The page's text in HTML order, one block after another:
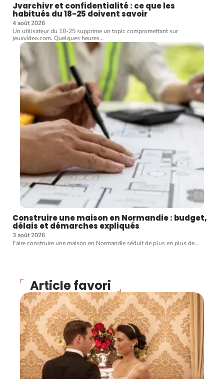
Jvarchivr et confidentialité : ce que les
habitués du 18-25 doivent savoir
4 août 2026
Un utilisateur du 18-25 supprime un topic compromettant sur
jeuxvideo.com. Quelques heures…
Construire une maison en Normandie : budget,
délais et démarches expliqués
3 août 2026
Faire construire une maison en Normandie séduit de plus en plus de…
Article favori